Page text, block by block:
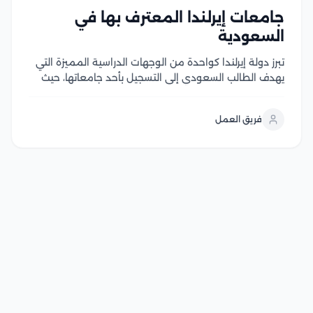
جامعات إيرلندا المعترف بها في
السعودية
تبرز دولة إيرلندا كواحدة من الوجهات الدراسية المميزة التي
يهدف الطالب السعودي إلى التسجيل بأحد جامعاتها، حيث
اللغة الإنجليزية في تدريس المناهج، بالتالي...
فريق العمل